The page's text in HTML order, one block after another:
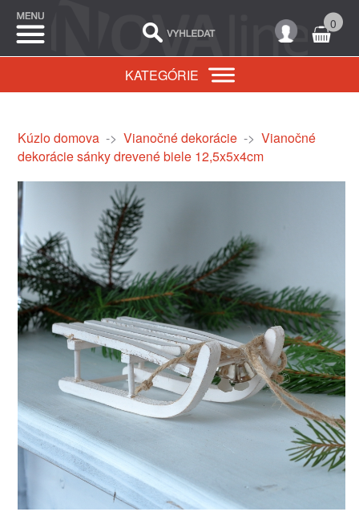
0
KATEGÓRIE
Kúzlo domova-> Vianočné dekorácie-> Vianočné
dekorácie sánky drevené biele 12,5x5x4cm